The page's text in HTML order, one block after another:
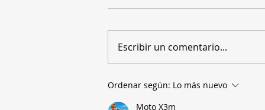
La brecha digital: apenas
Escribir un comentario...
Ordenar según: Lo más nuevo
Moto X3m